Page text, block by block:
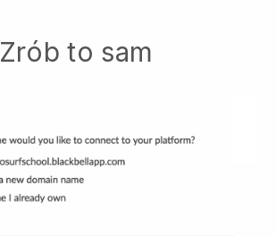
Zrób to sam